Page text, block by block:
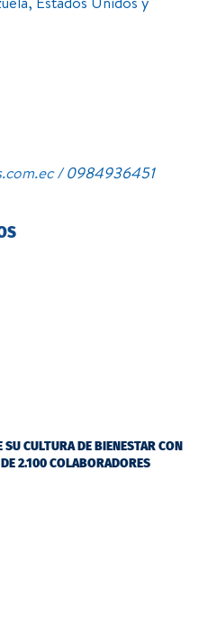
/ 0984936451
CULTURA DE BIENESTAR CON
2.100 COLABORADORES